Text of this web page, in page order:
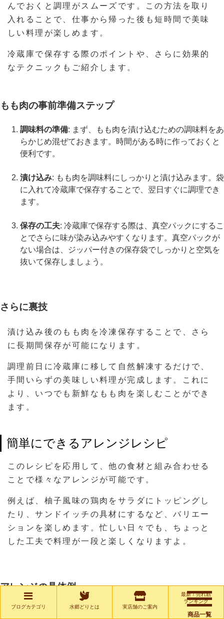
商品一覧
んでおくと調理がスムーズです。この方法を取り
入れることで、仕事から帰った後も短時間で美味
しい料理が楽しめます。
冷蔵庫で保存する際のポイントや、さらに効果的
なテクニックもご紹介します。
もも肉の事前準備ステップ
調味料の準備: まず、もも肉を漬け込むための調味料をあ
らかじめ混ぜておきます。時間がある時に作っておくと
便利です。
漬け込み: もも肉を調味料にしっかりと漬け込みます。袋
に入れて冷蔵庫で保存することで、翌日すぐに調理でき
ます。
保存の工夫: 冷蔵庫で保存する際は、真空パックにするこ
とでさらに味が染み込みやすくなります。真空パックが
ない場合は、ジッパー付きの保存袋でしっかりと空気を
抜いて保存しましょう。
さらに裏技
漬け込み後のもも肉を冷凍保存することで、さら
に長期間保存が可能になります。
調理前日に冷蔵庫に移して自然解凍するだけで、
手間いらずの美味しい料理が完成します。これに
より、いつでも新鮮なもも肉を楽しむことができ
ます。
簡単にできるアレンジレシピ
このレシピを応用して、他の食材と組み合わせる
ことで様々なアレンジが可能です。
例えば、柚子風味の鶏肉をサラダにトッピングし
たり、サンドイッチの具材にするなど、バリエー
ションを楽しめます。忙しい日々でも、ちょっと
した工夫で料理が一段と楽しくなりますよ。
アレンジの具体例
柚子風味チキンサラダ
: 漬け込んだもも肉を焼いて、サラ
ブログカテゴリ 水郷どりとは 実店舗のご案内
最新！売れ筋
ランキング